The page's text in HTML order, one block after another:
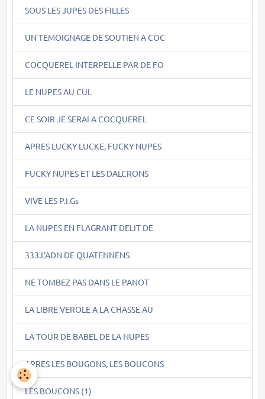
SOUS LES JUPES DES FILLES
UN TEMOIGNAGE DE SOUTIEN A COC
COCQUEREL INTERPELLE PAR DE FO
LE NUPES AU CUL
CE SOIR JE SERAI A COCQUEREL
APRES LUCKY LUCKE, FUCKY NUPES
FUCKY NUPES ET LES DALCRONS
VIVE LES P.I.Gs
LA NUPES EN FLAGRANT DELIT DE
333.L'ADN DE QUATENNENS
NE TOMBEZ PAS DANS LE PANOT
LA LIBRE VEROLE A LA CHASSE AU
LA TOUR DE BABEL DE LA NUPES
APRES LES BOUGONS, LES BOUCONS
LES BOUCONS (1)